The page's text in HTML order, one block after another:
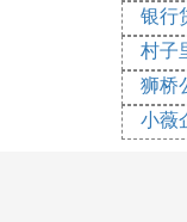
1、未
民事
，不
劳动
银行
村子
狮桥
小薇